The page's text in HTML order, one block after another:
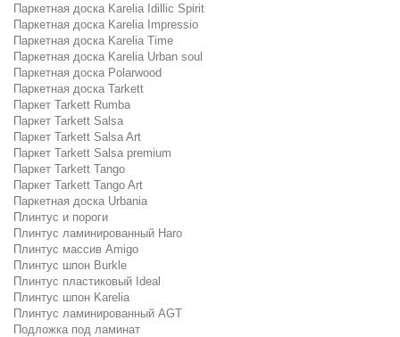
Паркетная доска Karelia Idillic Spirit
Паркетная доска Karelia Impressio
Паркетная доска Karelia Time
Паркетная доска Karelia Urban soul
Паркетная доска Polarwood
Паркетная доска Tarkett
Паркет Tarkett Rumba
Паркет Tarkett Salsa
Паркет Tarkett Salsa Art
Паркет Tarkett Salsa premium
Паркет Tarkett Tango
Паркет Tarkett Tango Art
Паркетная доска Urbania
Плинтус и пороги
Плинтус ламинированный Haro
Плинтус массив Amigo
Плинтус шпон Burkle
Плинтус пластиковый Ideal
Плинтус шпон Karelia
Плинтус ламинированный AGT
Подложка под ламинат